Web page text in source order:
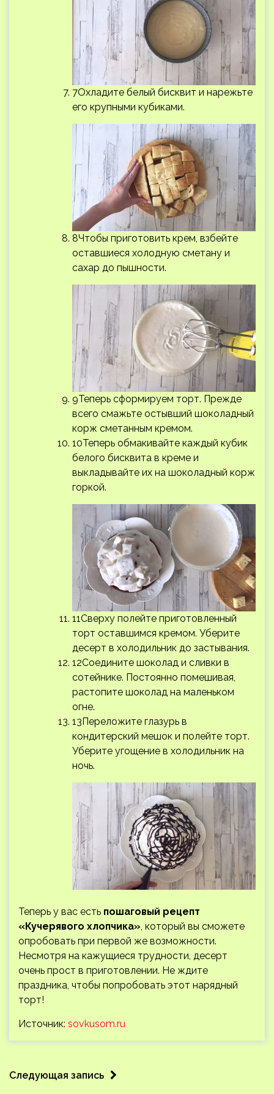
7Охладите белый бисквит и нарежьте
его крупными кубиками.
8Чтобы приготовить крем, взбейте
оставшиеся холодную сметану и
сахар до пышности.
9Теперь сформируем торт. Прежде
всего смажьте остывший шоколадный
корж сметанным кремом.
10Теперь обмакивайте каждый кубик
белого бисквита в креме и
выкладывайте их на шоколадный корж
горкой.
11Сверху полейте приготовленный
торт оставшимся кремом. Уберите
десерт в холодильник до застывания.
12Соедините шоколад и сливки в
сотейнике. Постоянно помешивая,
растопите шоколад на маленьком
огне.
13Переложите глазурь в
кондитерский мешок и полейте торт.
Уберите угощение в холодильник на
ночь.
Теперь у вас есть пошаговый рецепт
«Кучерявого хлопчика», который вы сможете
опробовать при первой же возможности.
Несмотря на кажущиеся трудности, десерт
очень прост в приготовлении. Не ждите
праздника, чтобы попробовать этот нарядный
торт!
Источник: sovkusom.ru
Следующая запись